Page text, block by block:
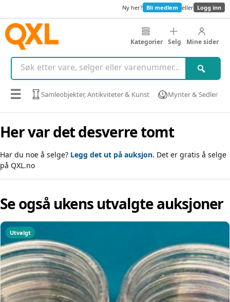
Ny her? Bli medlem eller Logg inn
Kategorier Selg Mine sider
☰ Samleobjekter, Antikviteter & Kunst Mynter & Sedler
Her var det desverre tomt
Har du noe å selge? Legg det ut på auksjon. Det er gratis å selge
på QXL.no
Se også ukens utvalgte auksjoner
Utvalgt